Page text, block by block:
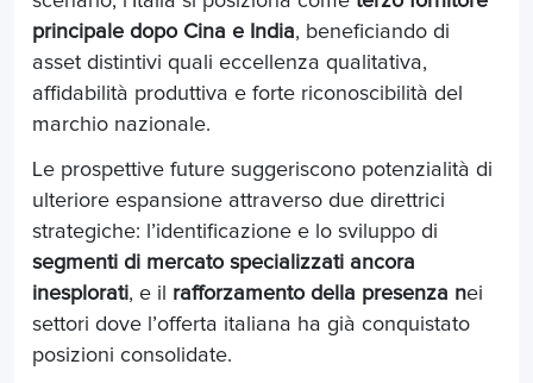
principale dopo Cina e India, beneficiando di
asset distintivi quali eccellenza qualitativa,
affidabilità produttiva e forte riconoscibilità del
marchio nazionale.
Le prospettive future suggeriscono potenzialità di
ulteriore espansione attraverso due direttrici
strategiche: l’identificazione e lo sviluppo di
segmenti di mercato specializzati ancora
inesplorati, e il rafforzamento della presenza nei
settori dove l’offerta italiana ha già conquistato
posizioni consolidate.